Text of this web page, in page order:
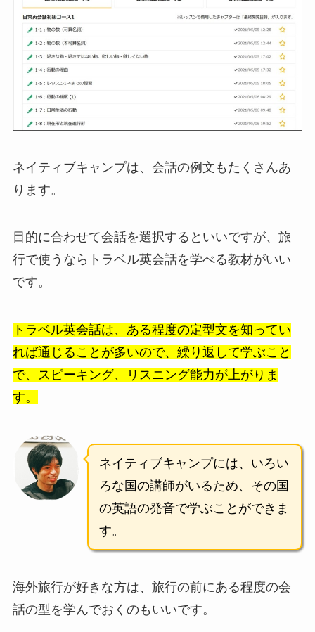
ネイティブキャンプは、会話の例文もたくさんあ
ります。
目的に合わせて会話を選択するといいですが、旅
行で使うならトラベル英会話を学べる教材がいい
です。
トラベル英会話は、ある程度の定型文を知ってい
れば通じることが多いので、繰り返して学ぶこと
で、スピーキング、リスニング能力が上がりま
す。
ネイティブキャンプには、いろい
ろな国の講師がいるため、その国
の英語の発音で学ぶことができま
す。
海外旅行が好きな方は、旅行の前にある程度の会
話の型を学んでおくのもいいです。